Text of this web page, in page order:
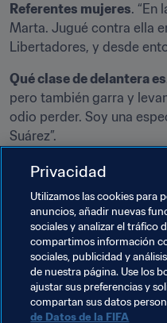
Referentes mujeres. “En
Marta. Jugué contra ella
Libertadores, y desde
Qué clase de delantera es
pero también garra y
odio perder. Soy una
Suárez”.
Un gol inolvidable
cumpleaños, de palomita
Otras cosas que le
todo salsa mientras
que tengo buena sazón y
Privacidad
Utilizamos las cookies para
anuncios, añadir nuevas
sociales y analizar el tráfico
compartimos información
sociales, publicidad y
de nuestra página. Use los
ajustar sus preferencias y
compartan sus datos
de Datos de la FIFA